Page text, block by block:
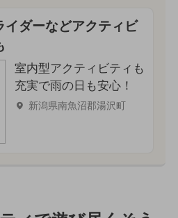
イダーなどアクティビ
室内型アクティビティも
充実で雨の日も安心！
新潟県南魚沼郡湯沢町